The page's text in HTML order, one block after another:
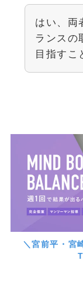
はい、両
ランスの
目指すこ
＼宮前平・宮